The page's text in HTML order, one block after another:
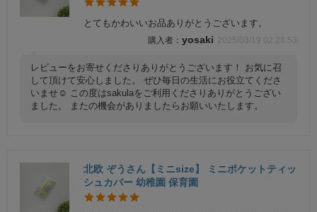
とてもかわいいお品ありがとうございます。
yosaki 2025/03/19 02:28:53
レビューをお寄せくださりありがとうございます！ お気に召
して頂けて安心しました。 ぜひ毎日の生活にお役立てくださ
いませ☺️ この度はsakulaをご利用くださりありがとうござい
ました。 またの機会がありましたらお願いいたします。
北欧 ぞうさん【ミニsize】 ミニポケットティッ
シュカバー 幼稚園 保育園